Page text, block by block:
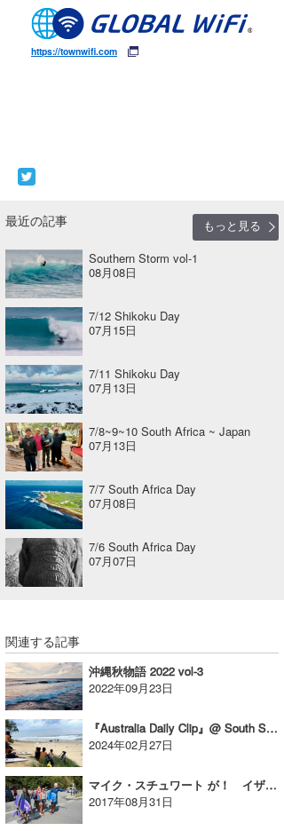
https://townwifi.com
最近の記事
もっと見る
Southern Storm vol-1
08月08日
7/12 Shikoku Day
07月15日
7/11 Shikoku Day
07月13日
7/8~9~10 South Africa ~ Japan
07月13日
7/7 South Africa Day
07月08日
7/6 South Africa Day
07月07日
関連する記事
沖縄秋物語 2022 vol-3
2022年09月23日
『Australia Daily Clip』@ South Straddie
2024年02月27日
マイク・スチュワート が！ イザベラ・スーサ が！ 伊良湖の波をメイクする！
2017年08月31日